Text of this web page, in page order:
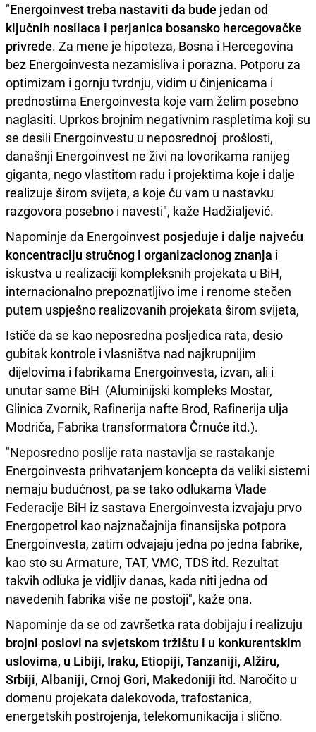
"Energoinvest treba nastaviti da bude jedan od
ključnih nosilaca i perjanica bosansko hercegovačke
privrede. Za mene je hipoteza, Bosna i Hercegovina
bez Energoinvesta nezamisliva i porazna. Potporu za
optimizam i gornju tvrdnju, vidim u činjenicama i
prednostima Energoinvesta koje vam želim posebno
naglasiti. Uprkos brojnim negativnim raspletima koji su
se desili Energoinvestu u neposrednoj prošlosti,
današnji Energoinvest ne živi na lovorikama ranijeg
giganta, nego vlastitom radu i projektima koje i dalje
realizuje širom svijeta, a koje ću vam u nastavku
razgovora posebno i navesti", kaže Hadžialjević.
Napominje da Energoinvest posjeduje i dalje najveću
koncentraciju stručnog i organizacionog znanja i
iskustva u realizaciji kompleksnih projekata u BiH,
internacionalno prepoznatljivo ime i renome stečen
putem uspješno realizovanih projekata širom svijeta,
Ističe da se kao neposredna posljedica rata, desio
gubitak kontrole i vlasništva nad najkrupnijim
dijelovima i fabrikama Energoinvesta, izvan, ali i
unutar same BiH (Aluminijski kompleks Mostar,
Glinica Zvornik, Rafinerija nafte Brod, Rafinerija ulja
Modriča, Fabrika transformatora Črnuće itd.).
"Neposredno poslije rata nastavlja se rastakanje
Energoinvesta prihvatanjem koncepta da veliki sistemi
nemaju budućnost, pa se tako odlukama Vlade
Federacije BiH iz sastava Energoinvesta izvajaju prvo
Energopetrol kao najznačajnija finansijska potpora
Energoinvesta, zatim odvajaju jedna po jedna fabrike,
kao sto su Armature, TAT, VMC, TDS itd. Rezultat
takvih odluka je vidljiv danas, kada niti jedna od
navedenih fabrika više ne postoji", kaže ona.
Napominje da se od završetka rata dobijaju i realizuju
brojni poslovi na svjetskom tržištu i u konkurentskim
uslovima, u Libiji, Iraku, Etiopiji, Tanzaniji, Alžiru,
Srbiji, Albaniji, Crnoj Gori, Makedoniji itd. Naročito u
domenu projekata dalekovoda, trafostanica,
energetskih postrojenja, telekomunikacija i slično.